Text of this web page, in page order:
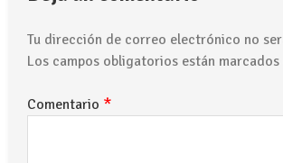
Tu dirección de correo electrónico no
Los campos obligatorios están marcados
Comentario *